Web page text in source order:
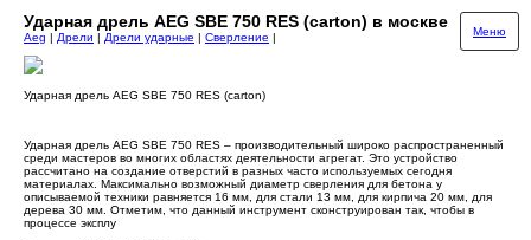
Ударная дрель AEG SBE 750 RES (carton) в москве
Меню
Aeg | Дрели | Дрели ударные | Сверление |
Ударная дрель AEG SBE 750 RES (carton)
Ударная дрель AEG SBE 750 RES – производительный широко распространенный
среди мастеров во многих областях деятельности агрегат. Это устройство
рассчитано на создание отверстий в разных часто используемых сегодня
материалах. Максимально возможный диаметр сверления для бетона у
описываемой техники равняется 16 мм, для стали 13 мм, для кирпича 20 мм, для
дерева 30 мм. Отметим, что данный инструмент сконструирован так, чтобы в
процессе эксплу